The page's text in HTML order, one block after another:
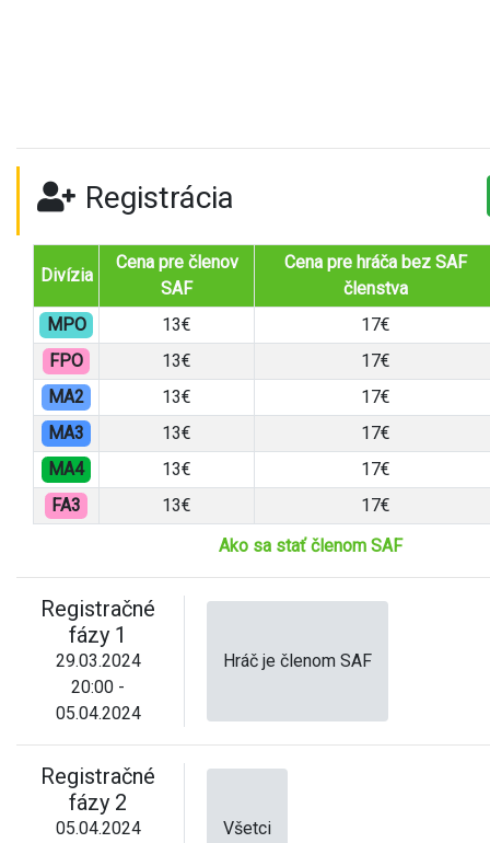
Registrácia
Divízia
Cena pre členov
SAF
Cena pre hráča bez SAF
členstva
MPO
13€
17€
FPO
13€
17€
MA2
13€
17€
MA3
13€
17€
MA4
13€
17€
FA3
13€
17€
Ako sa stať členom SAF
Registračné
fázy 1
29.03.2024
20:00 -
05.04.2024
Hráč je členom SAF
Registračné
fázy 2
05.04.2024
Všetci